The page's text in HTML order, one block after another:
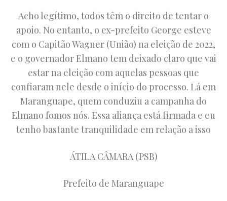
Acho legítimo, todos têm o direito de tentar o
apoio. No entanto, o ex-prefeito George esteve
com o Capitão Wagner (União) na eleição de 2022,
e o governador Elmano tem deixado claro que vai
estar na eleição com aquelas pessoas que
confiaram nele desde o início do processo. Lá em
Maranguape, quem conduziu a campanha do
Elmano fomos nós. Essa aliança está firmada e eu
tenho bastante tranquilidade em relação a isso
ÁTILA CÂMARA (PSB)
Prefeito de Maranguape